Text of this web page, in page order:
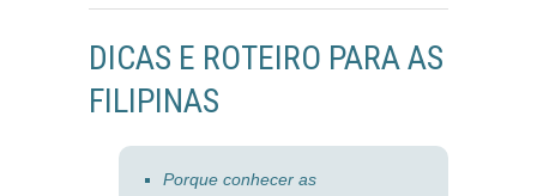
DICAS E ROTEIRO PARA AS
FILIPINAS
Porque conhecer as